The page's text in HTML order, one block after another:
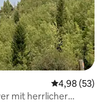
4,98 (53)
mit herrlicher